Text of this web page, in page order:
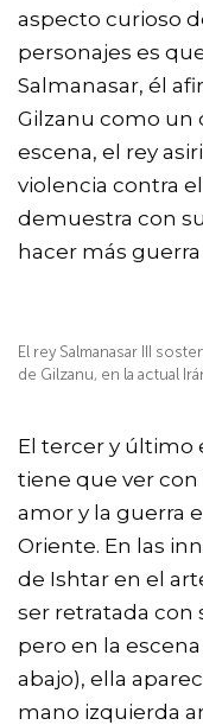
aspecto curioso
personajes es
Salmanasar, él
Gilzanu como un
escena, el rey
violencia contra
demuestra con
hacer más
El rey Salmanasar III
de Gilzanu, en la actual
El tercer y último
tiene que ver con
amor y la guerra
Oriente. En las
de Ishtar en el
ser retratada con
pero en la
abajo), ella
mano izquierda